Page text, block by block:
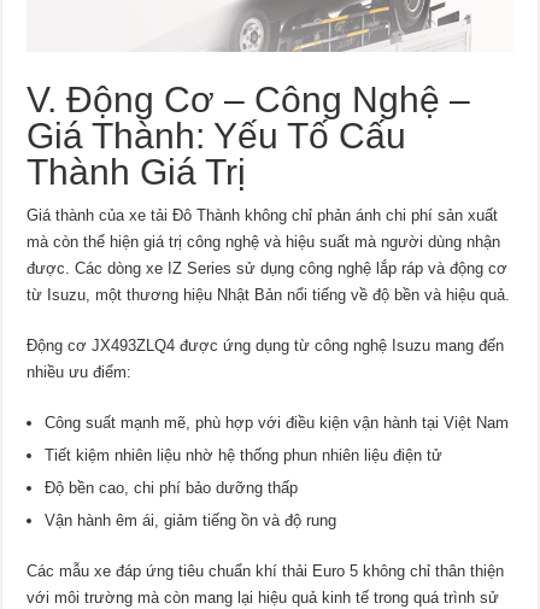
V. Động Cơ – Công Nghệ –
Giá Thành: Yếu Tố Cấu
Thành Giá Trị
Giá thành của xe tải Đô Thành không chỉ phản ánh chi phí sản xuất
mà còn thể hiện giá trị công nghệ và hiệu suất mà người dùng nhận
được. Các dòng xe IZ Series sử dụng công nghệ lắp ráp và động cơ
từ Isuzu, một thương hiệu Nhật Bản nổi tiếng về độ bền và hiệu quả.
Động cơ JX493ZLQ4 được ứng dụng từ công nghệ Isuzu mang đến
nhiều ưu điểm:
Công suất mạnh mẽ, phù hợp với điều kiện vận hành tại Việt Nam
Tiết kiệm nhiên liệu nhờ hệ thống phun nhiên liệu điện tử
Độ bền cao, chi phí bảo dưỡng thấp
Vận hành êm ái, giảm tiếng ồn và độ rung
Các mẫu xe đáp ứng tiêu chuẩn khí thải Euro 5 không chỉ thân thiện
với môi trường mà còn mang lại hiệu quả kinh tế trong quá trình sử